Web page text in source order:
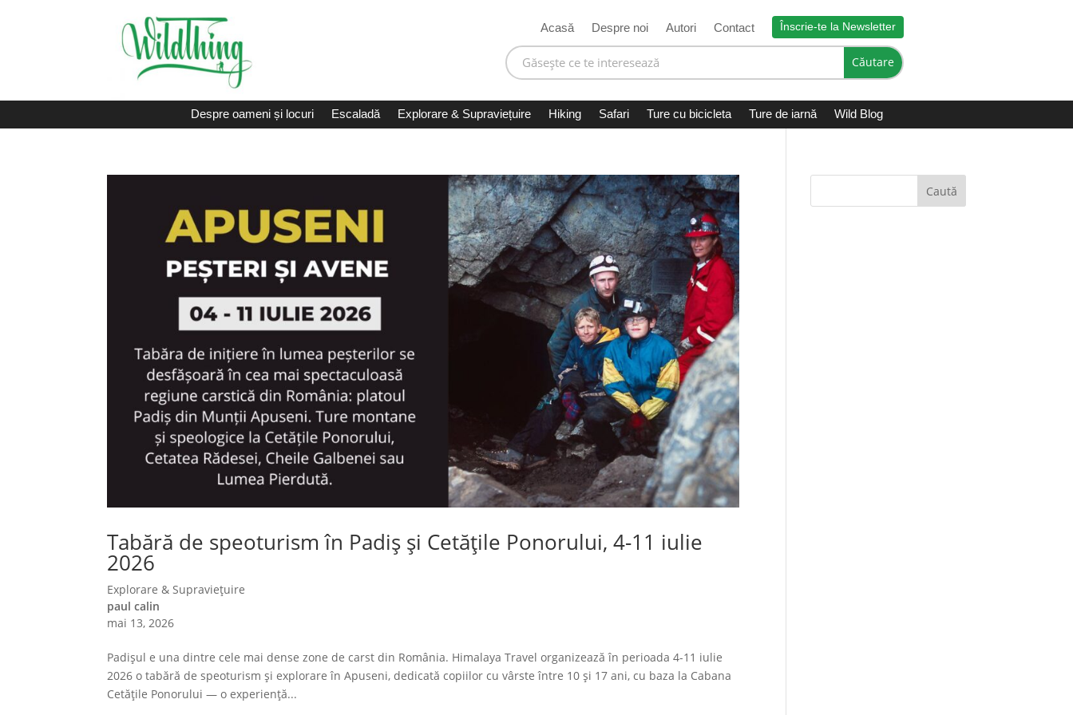
Acasă Despre noi Autori Contact Înscrie-te la Newsletter
Despre oameni și locuri Escaladă Explorare & Supraviețuire Hiking Safari Ture cu bicicleta Ture de iarnă Wild Blog
Tabără de speoturism în Padiș și Cetățile Ponorului, 4-11 iulie
2026
paul calin
mai 13, 2026
Explorare & Supraviețuire
Padișul e una dintre cele mai dense zone de carst din România. Himalaya Travel organizează în perioada 4-11 iulie
2026 o tabără de speoturism și explorare în Apuseni, dedicată copiilor cu vârste între 10 și 17 ani, cu baza la Cabana
Cetățile Ponorului — o experiență...
Caută